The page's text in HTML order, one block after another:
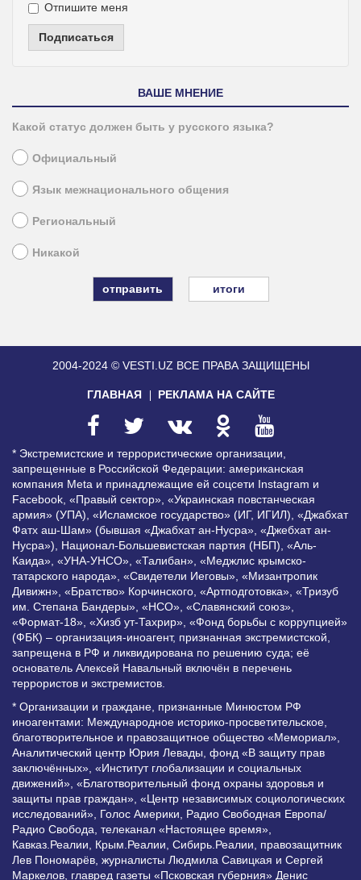
Отпишите меня
Подписаться
ВАШЕ МНЕНИЕ
Какой статус должен быть у русского языка?
Официальный
Язык межнационального общения
Региональный
Никакой
итоги
2004-2024 © VESTI.UZ ВСЕ ПРАВА ЗАЩИЩЕНЫ
ГЛАВНАЯ РЕКЛАМА НА САЙТЕ
* Экстремистские и террористические организации,
запрещенные в Российской Федерации: американская
компания Meta и принадлежащие ей соцсети Instagram и
Facebook, «Правый сектор», «Украинская повстанческая
армия» (УПА), «Исламское государство» (ИГ, ИГИЛ), «Джабхат
Фатх аш-Шам» (бывшая «Джабхат ан-Нусра», «Джебхат ан-
Нусра»), Национал-Большевистская партия (НБП), «Аль-
Каида», «УНА-УНСО», «Талибан», «Меджлис крымско-
татарского народа», «Свидетели Иеговы», «Мизантропик
Дивижн», «Братство» Корчинского, «Артподготовка», «Тризуб
им. Степана Бандеры», «НСО», «Славянский союз»,
«Формат-18», «Хизб ут-Тахрир», «Фонд борьбы с коррупцией»
(ФБК) – организация-иноагент, признанная экстремистской,
запрещена в РФ и ликвидирована по решению суда; её
основатель Алексей Навальный включён в перечень
террористов и экстремистов.
* Организации и граждане, признанные Минюстом РФ
иноагентами: Международное историко-просветительское,
благотворительное и правозащитное общество «Мемориал»,
Аналитический центр Юрия Левады, фонд «В защиту прав
заключённых», «Институт глобализации и социальных
движений», «Благотворительный фонд охраны здоровья и
защиты прав граждан», «Центр независимых социологических
исследований», Голос Америки, Радио Свободная Европа/
Радио Свобода, телеканал «Настоящее время»,
Кавказ.Реалии, Крым.Реалии, Сибирь.Реалии, правозащитник
Лев Пономарёв, журналисты Людмила Савицкая и Сергей
Маркелов, главред газеты «Псковская губерния» Денис